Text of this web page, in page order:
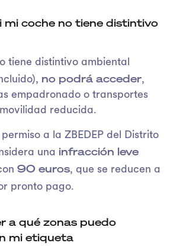
mi coche no tiene distintivo
tiene distintivo ambiental
no podrá acceder,
empadronado o transportes
reducida.
permiso a la ZBEDEP del Distrito
una infracción leve
90 euros, que se reducen a
pronto pago.
a qué zonas puedo
mi etiqueta